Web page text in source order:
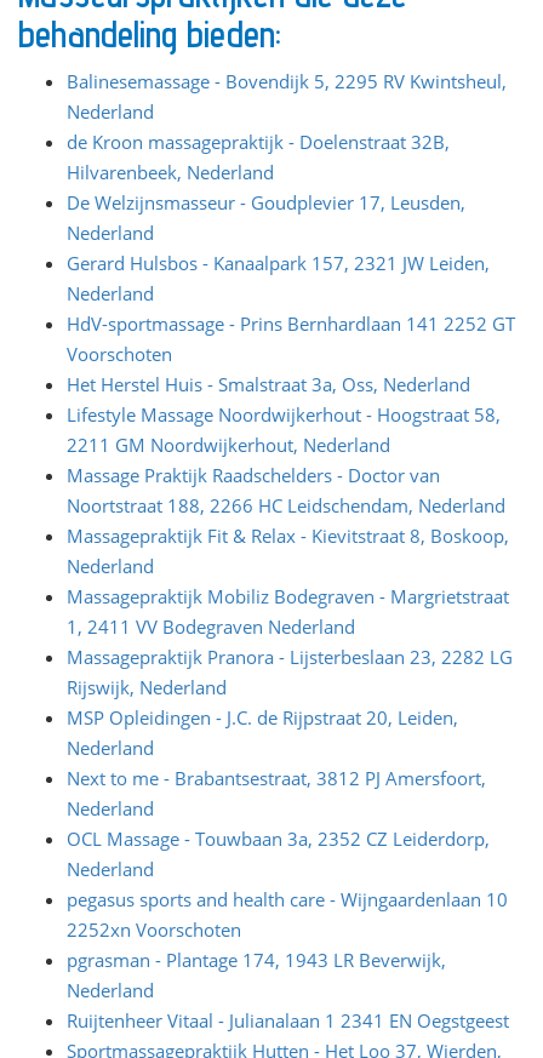
behandeling bieden:
Balinesemassage - Bovendijk 5, 2295 RV Kwintsheul,
Nederland
de Kroon massagepraktijk - Doelenstraat 32B,
Hilvarenbeek, Nederland
De Welzijnsmasseur - Goudplevier 17, Leusden,
Nederland
Gerard Hulsbos - Kanaalpark 157, 2321 JW Leiden,
Nederland
HdV-sportmassage - Prins Bernhardlaan 141 2252 GT
Voorschoten
Het Herstel Huis - Smalstraat 3a, Oss, Nederland
Lifestyle Massage Noordwijkerhout - Hoogstraat 58,
2211 GM Noordwijkerhout, Nederland
Massage Praktijk Raadschelders - Doctor van
Noortstraat 188, 2266 HC Leidschendam, Nederland
Massagepraktijk Fit & Relax - Kievitstraat 8, Boskoop,
Nederland
Massagepraktijk Mobiliz Bodegraven - Margrietstraat
1, 2411 VV Bodegraven Nederland
Massagepraktijk Pranora - Lijsterbeslaan 23, 2282 LG
Rijswijk, Nederland
MSP Opleidingen - J.C. de Rijpstraat 20, Leiden,
Nederland
Next to me - Brabantsestraat, 3812 PJ Amersfoort,
Nederland
OCL Massage - Touwbaan 3a, 2352 CZ Leiderdorp,
Nederland
pegasus sports and health care - Wijngaardenlaan 10
2252xn Voorschoten
pgrasman - Plantage 174, 1943 LR Beverwijk,
Nederland
Ruijtenheer Vitaal - Julianalaan 1 2341 EN Oegstgeest
Sportmassagepraktijk Hutten - Het Loo 37, Wierden,